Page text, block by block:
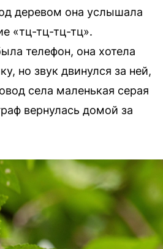
деревом она услышала
«тц-тц-тц-тц».
телефон, она хотела
но звук двинулся за ней,
села маленькая серая
вернулась домой за